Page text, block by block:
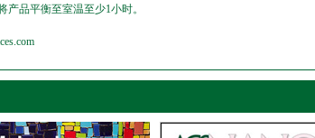
品平衡至室温至少1小时。